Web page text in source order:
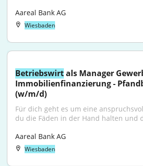
Aareal Bank AG
Wiesbaden
Betriebswirt als Manager
Immobilienfinanzierung -
(w/m/d)
Für dich geht es um eine
du die Fäden in der Hand halten und
Aareal Bank AG
Wiesbaden